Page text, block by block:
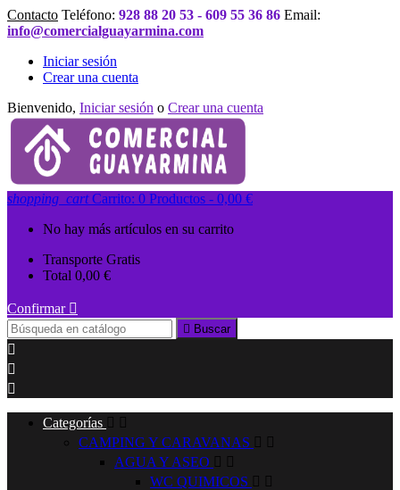
Contacto Teléfono: 928 88 20 53 - 609 55 36 86 Email:
info@comercialguayarmina.com
Iniciar sesión
Crear una cuenta
Bienvenido, Iniciar sesión o Crear una cuenta
shopping_cart Carrito: 0 Productos - 0,00 €
No hay más artículos en su carrito
Transporte Gratis
Total 0,00 €
Confirmar 
 Buscar



Categorías  
CAMPING Y CARAVANAS  
AGUA Y ASEO  
WC QUIMICOS  